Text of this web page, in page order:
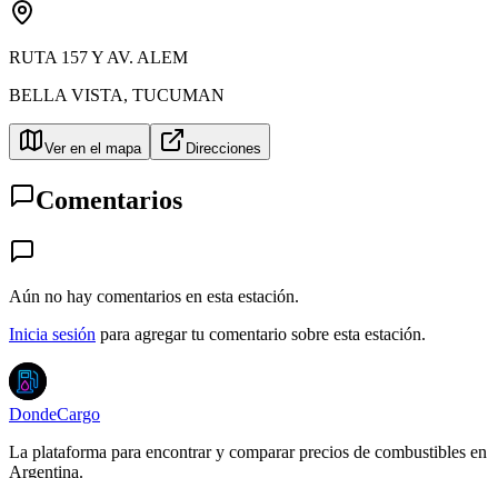
RUTA 157 Y AV. ALEM
BELLA VISTA, TUCUMAN
Ver en el mapa Direcciones
Comentarios
Aún no hay comentarios en esta estación.
Inicia sesión para agregar tu comentario sobre esta estación.
DondeCargo
La plataforma para encontrar y comparar precios de combustibles en
Argentina.